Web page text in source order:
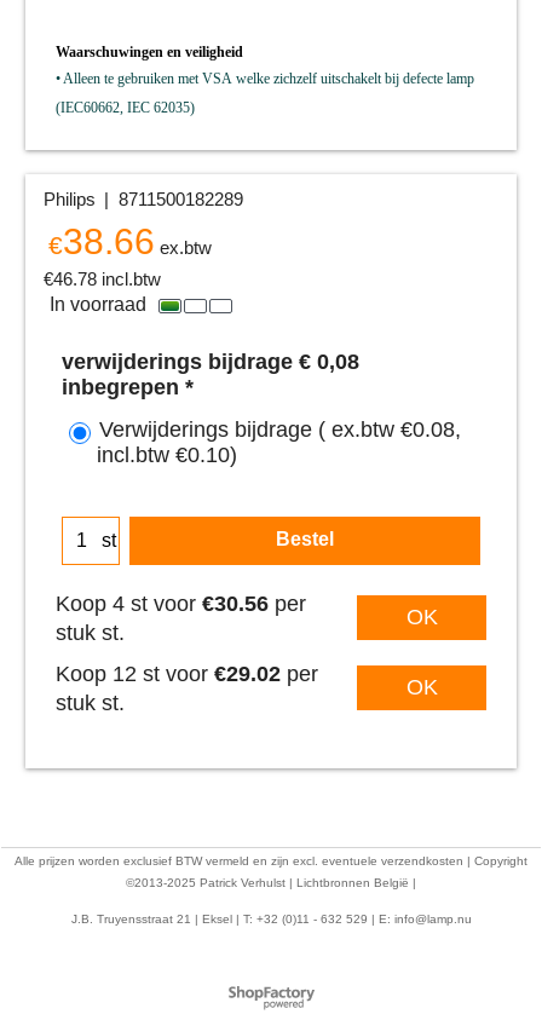
Waarschuwingen en veiligheid
• Alleen te gebruiken met VSA welke zichzelf uitschakelt bij defecte lamp
(IEC60662, IEC 62035)
Philips 8711500182289
€38.66 ex.btw
€46.78 incl.btw
In voorraad
verwijderings bijdrage € 0,08
inbegrepen *
Verwijderings bijdrage ( ex.btw €0.08,
incl.btw €0.10)
st Bestel
Koop 4 st voor €30.56 per
stuk st.
OK
Koop 12 st voor €29.02 per
stuk st.
OK
Alle prijzen worden exclusief BTW vermeld en zijn excl. eventuele verzendkosten | Copyright
©2013-2025 Patrick Verhulst | Lichtbronnen België |
J.B. Truyensstraat 21 | Eksel | T: +32 (0)11 - 632 529 | E: info@lamp.nu
Webwinkel gemaakt met
ShopFactory webwinkel